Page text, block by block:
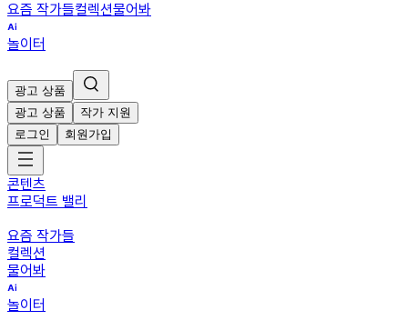
요즘 작가들컬렉션물어봐
놀이터
광고 상품
광고 상품
작가 지원
로그인
회원가입
콘텐츠
프로덕트 밸리
요즘 작가들
컬렉션
물어봐
놀이터